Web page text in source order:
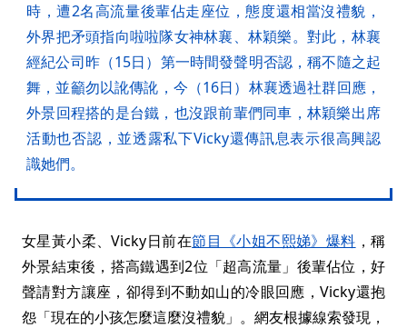
時，遭2名高流量後輩佔走座位，態度還相當沒禮貌，
外界把矛頭指向啦啦隊女神林襄、林穎樂。對此，林襄
經紀公司昨（15日）第一時間發聲明否認，稱不隨之起
舞，並籲勿以訛傳訛，今（16日）林襄透過社群回應，
外景回程搭的是台鐵，也沒跟前輩們同車，林穎樂出席
活動也否認，並透露私下Vicky還傳訊息表示很高興認
識她們。
女星黃小柔、Vicky日前在節目《小姐不熙娣》爆料 ，稱
外景結束後，搭高鐵遇到2位「超高流量」後輩佔位，好
聲請對方讓座，卻得到不動如山的冷眼回應，Vicky還抱
怨「現在的小孩怎麼這麼沒禮貌」。網友根據線索發現，